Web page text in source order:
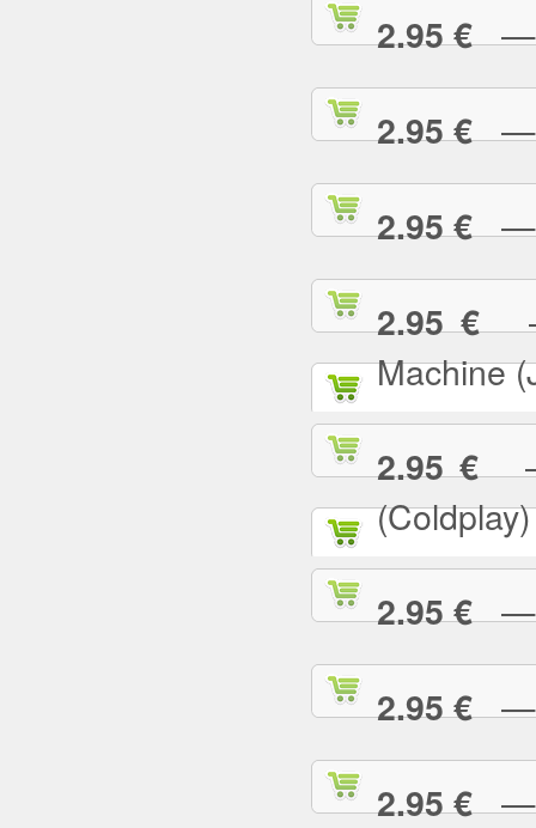
2.95 €—
2.95 €—
2.95 €—
2.95 €—
Machine
2.95 €—
(Coldplay)
2.95 €—
2.95 €—
2.95 €—